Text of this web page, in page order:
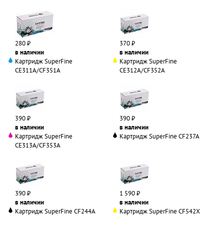
280 ₽
в наличии
370 ₽
в наличии
Картридж SuperFine
CE311A/CF351A
390 ₽
в наличии
Картридж SuperFine
CE312A/CF352A
390 ₽
в наличии
Картридж SuperFine
CE313A/CF353A
390 ₽
в наличии
Картридж SuperFine CF237A
1 590 ₽
в наличии
Картридж SuperFine CF244A
Картридж SuperFine CF542X